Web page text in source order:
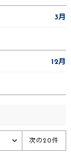
3月
12月
次の20件